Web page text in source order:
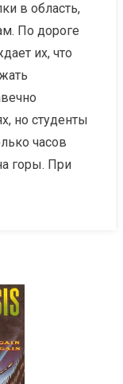
в область,
По дороге
их, что
но студенты
часов
горы. При